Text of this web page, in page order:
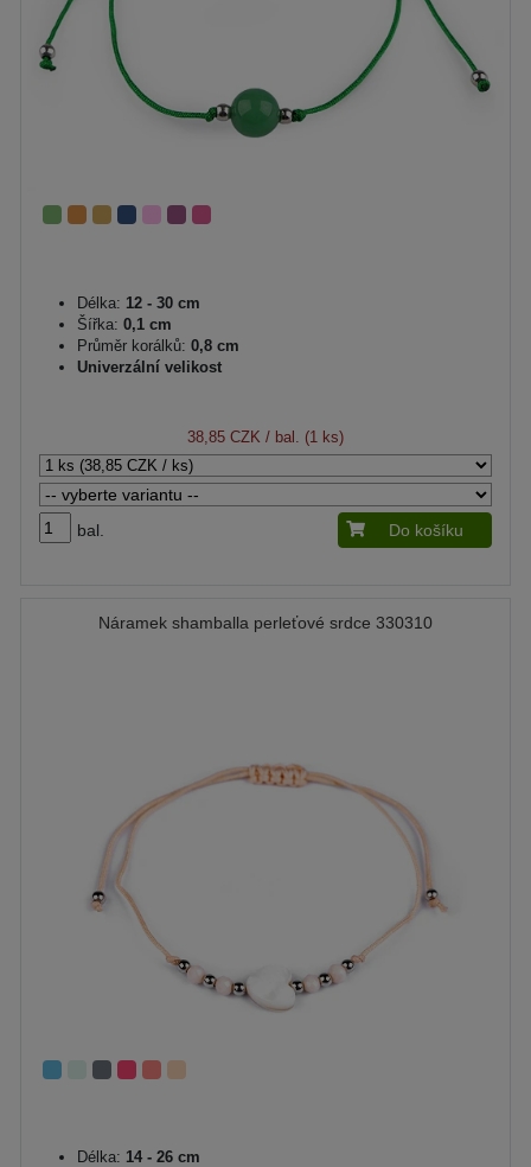
Délka: 12 - 30 cm
Šířka: 0,1 cm
Průměr korálků: 0,8 cm
Univerzální velikost
38,85 CZK / bal. (1 ks)
bal. Do košíku
Náramek shamballa perleťové srdce 330310
Délka: 14 - 26 cm